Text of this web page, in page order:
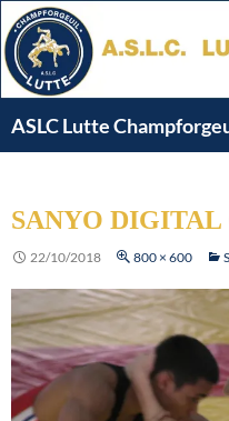
Aller
au
contenu
ASLC Lutte
SANYO
22/10/2018 800 × 600